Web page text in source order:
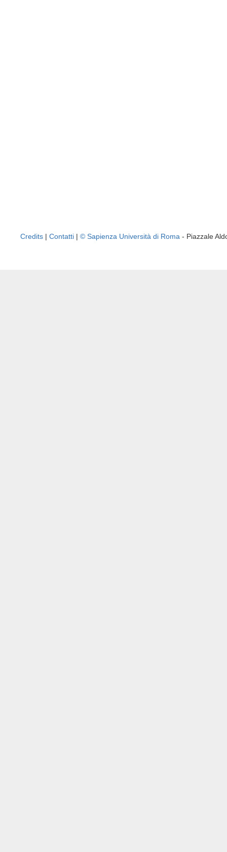
Credits | Contatti | © Sapienza Università di Roma - Piazzale